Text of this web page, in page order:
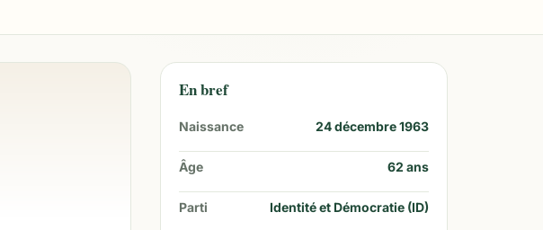
En bref
Naissance 24 décembre 1963
Âge 62 ans
Parti Identité et Démocratie (ID)